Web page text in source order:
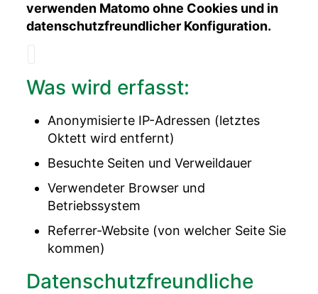
verwenden Matomo ohne Cookies und in
datenschutzfreundlicher Konfiguration.
Was wird erfasst:
Anonymisierte IP-Adressen (letztes
Oktett wird entfernt)
Besuchte Seiten und Verweildauer
Verwendeter Browser und
Betriebssystem
Referrer-Website (von welcher Seite Sie
kommen)
Datenschutzfreundliche